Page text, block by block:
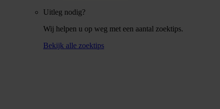
Uitleg nodig?
Wij helpen u op weg met een aantal zoektips.
Bekijk alle zoektips